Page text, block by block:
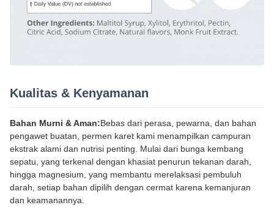
Kualitas & Kenyamanan
Bahan Murni & Aman:Bebas dari perasa, pewarna, dan bahan
pengawet buatan, permen karet kami menampilkan campuran
ekstrak alami dan nutrisi penting. Mulai dari bunga kembang
sepatu, yang terkenal dengan khasiat penurun tekanan darah,
hingga magnesium, yang membantu merelaksasi pembuluh
darah, setiap bahan dipilih dengan cermat karena kemanjuran
dan keamanannya.